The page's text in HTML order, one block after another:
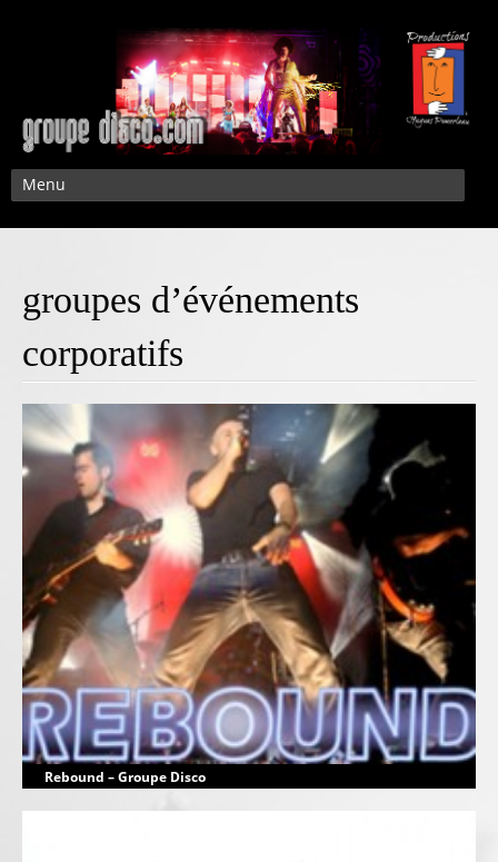
Menu
groupes d’événements
corporatifs
Rebound – Groupe Disco